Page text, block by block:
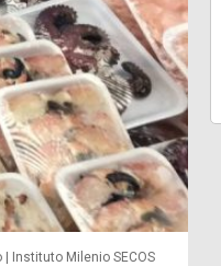
| Instituto Milenio SECOS